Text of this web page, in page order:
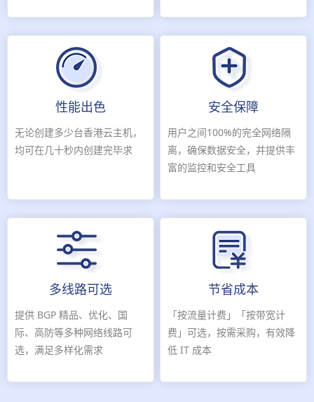
性能出色
无论创建多少台香港云主机，
均可在几十秒内创建完毕求
安全保障
用户之间100%的完全网络隔
离，确保数据安全，并提供丰
富的监控和安全工具
多线路可选
提供 BGP 精品、优化、国
际、高防等多种网络线路可
选，满足多样化需求
节省成本
「按流量计费」「按带宽计
费」可选，按需采购，有效降
低 IT 成本